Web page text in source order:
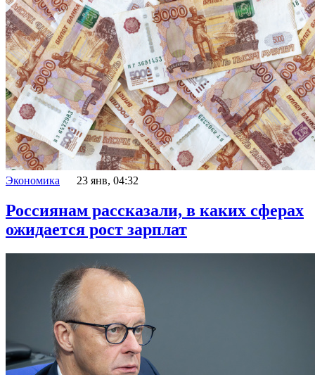
Экономика 23 янв, 04:32
Россиянам рассказали, в каких сферах
ожидается рост зарплат